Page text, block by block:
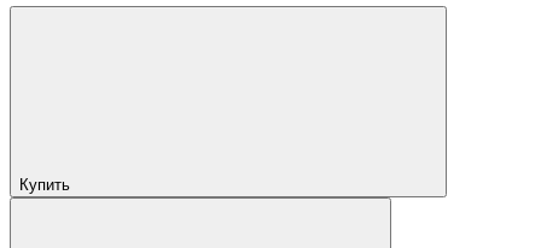
Купить